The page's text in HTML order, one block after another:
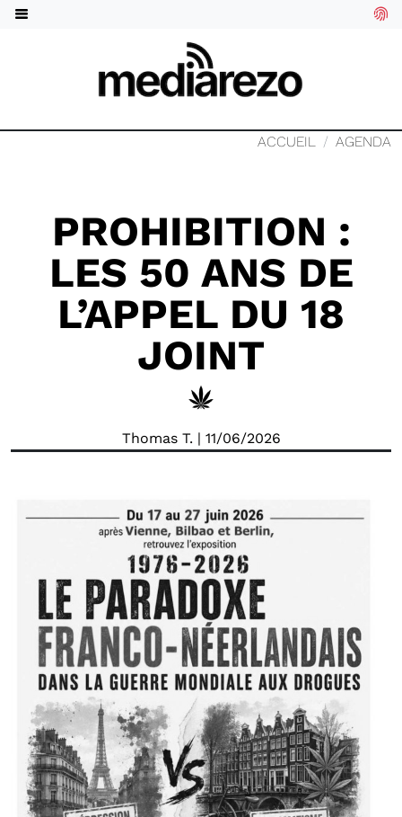
ACCUEIL AGENDA
PROHIBITION :
LES 50 ANS DE
L’APPEL DU 18
JOINT
Thomas T. | 11/06/2026